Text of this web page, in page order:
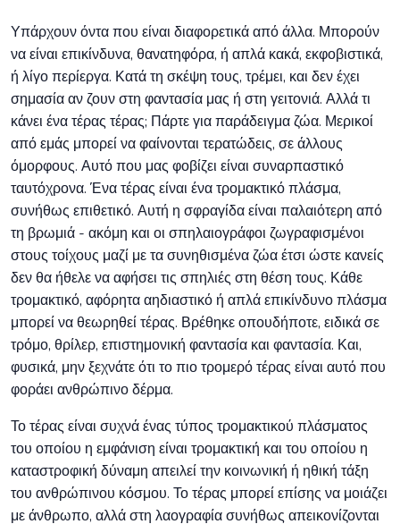
Υπάρχουν όντα που είναι διαφορετικά από άλλα. Μπορούν
να είναι επικίνδυνα, θανατηφόρα, ή απλά κακά, εκφοβιστικά,
ή λίγο περίεργα. Κατά τη σκέψη τους, τρέμει, και δεν έχει
σημασία αν ζουν στη φαντασία μας ή στη γειτονιά. Αλλά τι
κάνει ένα τέρας τέρας; Πάρτε για παράδειγμα ζώα. Μερικοί
από εμάς μπορεί να φαίνονται τερατώδεις, σε άλλους
όμορφους. Αυτό που μας φοβίζει είναι συναρπαστικό
ταυτόχρονα. Ένα τέρας είναι ένα τρομακτικό πλάσμα,
συνήθως επιθετικό. Αυτή η σφραγίδα είναι παλαιότερη από
τη βρωμιά - ακόμη και οι σπηλαιογράφοι ζωγραφισμένοι
στους τοίχους μαζί με τα συνηθισμένα ζώα έτσι ώστε κανείς
δεν θα ήθελε να αφήσει τις σπηλιές στη θέση τους. Κάθε
τρομακτικό, αφόρητα αηδιαστικό ή απλά επικίνδυνο πλάσμα
μπορεί να θεωρηθεί τέρας. Βρέθηκε οπουδήποτε, ειδικά σε
τρόμο, θρίλερ, επιστημονική φαντασία και φαντασία. Και,
φυσικά, μην ξεχνάτε ότι το πιο τρομερό τέρας είναι αυτό που
φοράει ανθρώπινο δέρμα.
Το τέρας είναι συχνά ένας τύπος τρομακτικού πλάσματος
του οποίου η εμφάνιση είναι τρομακτική και του οποίου η
καταστροφική δύναμη απειλεί την κοινωνική ή ηθική τάξη
του ανθρώπινου κόσμου. Το τέρας μπορεί επίσης να μοιάζει
με άνθρωπο, αλλά στη λαογραφία συνήθως απεικονίζονται